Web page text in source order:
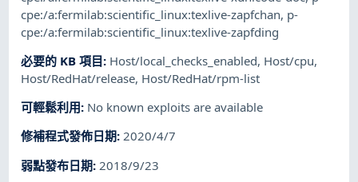
cpe:/a:fermilab:scientific_linux:texlive-zapfchan, p-
cpe:/a:fermilab:scientific_linux:texlive-zapfding
必要的 KB 項目: Host/local_checks_enabled, Host/cpu,
Host/RedHat/release, Host/RedHat/rpm-list
可輕鬆利用: No known exploits are available
修補程式發佈日期:2020/4/7
弱點發布日期: 2018/9/23